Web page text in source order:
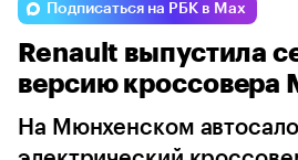
Volga Lada
Подписаться на РБК в Max
Renault выпустила
версию кроссовера
На Мюнхенском